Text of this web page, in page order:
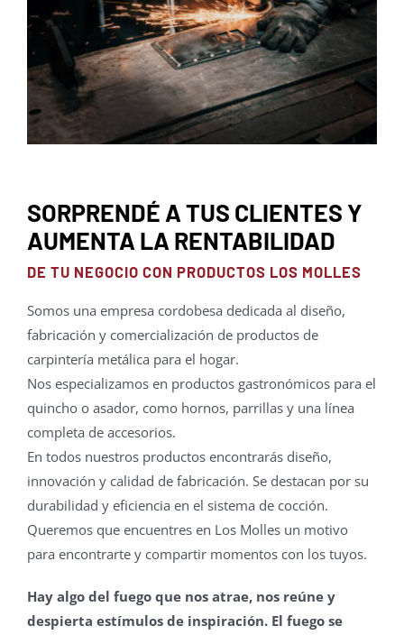
Mayoristas
Carrito
SORPRENDÉ A TUS CLIENTES Y
AUMENTA LA RENTABILIDAD
DE TU NEGOCIO CON PRODUCTOS LOS MOLLES
Somos una empresa cordobesa dedicada al diseño,
fabricación y comercialización de productos de
carpintería metálica para el hogar.
Nos especializamos en productos gastronómicos para el
quincho o asador, como hornos, parrillas y una línea
completa de accesorios.
En todos nuestros productos encontrarás diseño,
innovación y calidad de fabricación. Se destacan por su
durabilidad y eficiencia en el sistema de cocción.
Queremos que encuentres en Los Molles un motivo
para encontrarte y compartir momentos con los tuyos.
Hay algo del fuego que nos atrae, nos reúne y
despierta estímulos de inspiración. El fuego se